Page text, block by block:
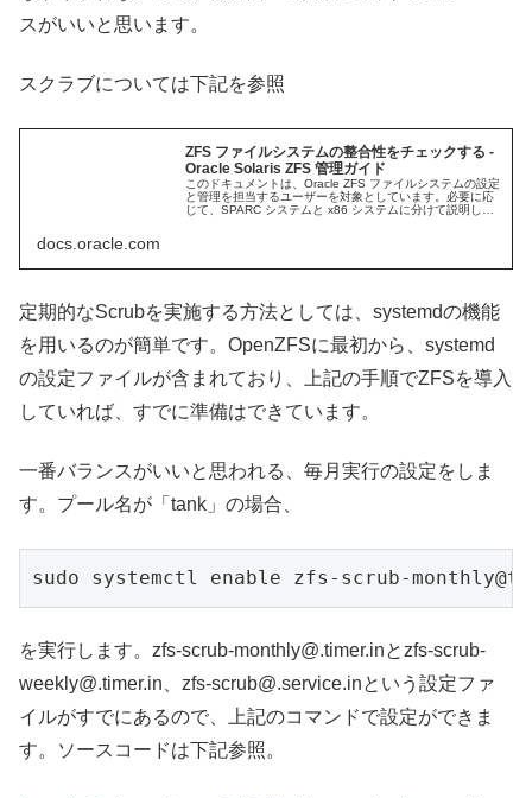
スがいいと思います。
スクラブについては下記を参照
ZFS ファイルシステムの整合性をチェックする -
Oracle Solaris ZFS 管理ガイド
このドキュメントは、Oracle ZFS ファイルシステムの設定
と管理を担当するユーザーを対象としています。必要に応
じて、SPARC システムと x86 システムに分けて説明して
docs.oracle.com
定期的なScrubを実施する方法としては、systemdの機能
を用いるのが簡単です。OpenZFSに最初から、systemd
の設定ファイルが含まれており、上記の手順でZFSを導入
していれば、すでに準備はできています。
一番バランスがいいと思われる、毎月実行の設定をしま
す。プール名が「tank」の場合、
sudo systemctl enable zfs-scrub-
を実行します。zfs-scrub-monthly@.timer.inとzfs-scrub-
weekly@.timer.in、zfs-scrub@.service.inという設定ファ
イルがすでにあるので、上記のコマンドで設定ができま
す。ソースコードは下記参照。